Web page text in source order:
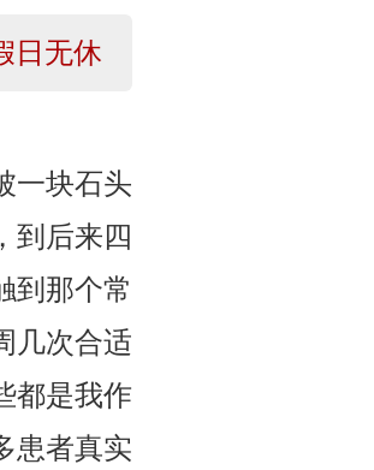
日无休
一块石头
到后来四
到那个常
几次合适
都是我作
患者真实